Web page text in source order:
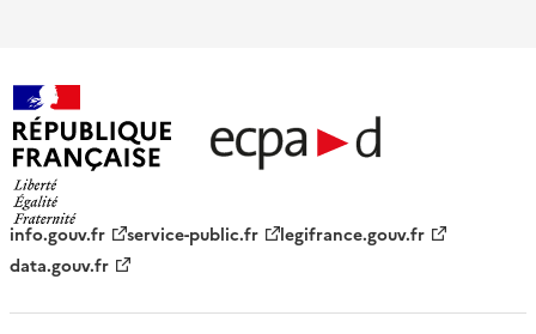
française - ECPAD
info.gouv.fr service-public.fr
legifrance.gouv.fr
data.gouv.fr